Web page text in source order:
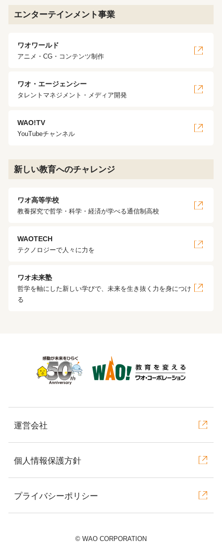
エンターテインメント事業
ワオワールド
アニメ・CG・コンテンツ制作
ワオ・エージェンシー
タレントマネジメント・メディア開発
WAO!TV
YouTubeチャンネル
新しい教育へのチャレンジ
ワオ高等学校
教養探究で哲学・科学・経済が学べる通信制高校
WAOTECH
テクノロジーで人々に力を
ワオ未来塾
哲学を軸にした新しい学びで、未来を生き抜く力を身につけ
る
運営会社
個人情報保護方針
プライバシーポリシー
©︎ WAO CORPORATION